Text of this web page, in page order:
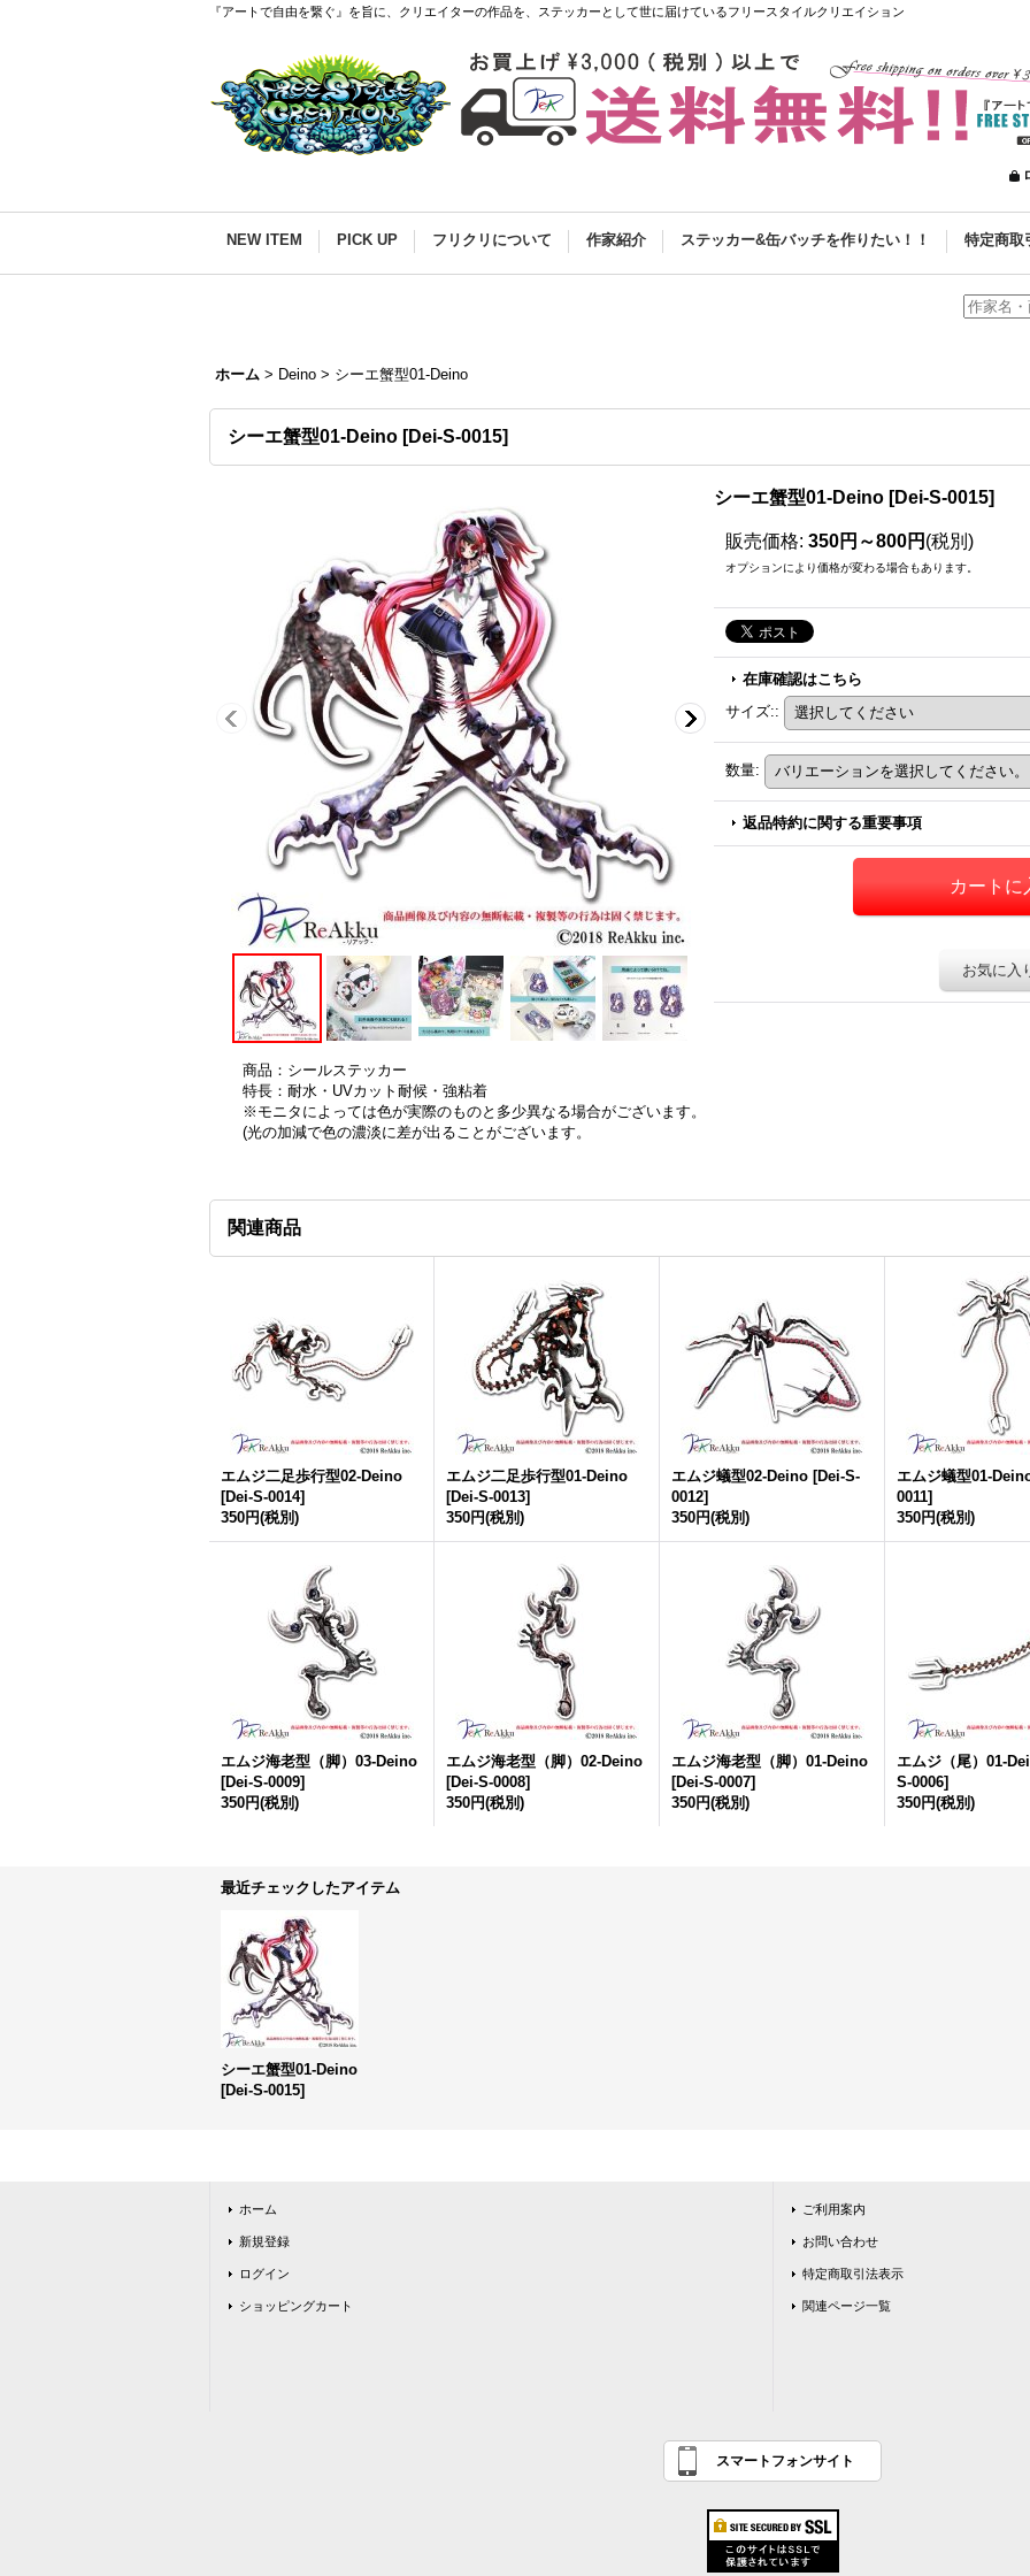
『アートで自由を繋ぐ』を旨に、クリエイターの作品を、ステッカーとして世に届けているフリースタイルクリエイション
NEW ITEM PICK UP フリクリについて 作家紹介 ステッカー&缶バッチを作りたい！！ 特定商取
ホーム > Deino > シーエ蟹型01-Deino
シーエ蟹型01-Deino [Dei-S-0015]
シーエ蟹型01-Deino [Dei-S-0015]
販売価格: 350円～800円 (税別)
オプションにより価格が変わる場合もあります。
在庫確認はこちら
サイズ::
数量:
返品特約に関する重要事項
お気に入
商品：シールステッカー
特長：耐水・UVカット耐候・強粘着
※モニタによっては色が実際のものと多少異なる場合がございます。
(光の加減で色の濃淡に差が出ることがございます。
関連商品
エムジ二足歩行型02-Deino
[Dei-S-0014]
350円(税別)
エムジ二足歩行型01-Deino
[Dei-S-0013]
350円(税別)
エムジ蟻型02-Deino [Dei-S-
0012]
350円(税別)
エムジ蟻型01-
0011]
350円(税別)
エムジ海老型（脚）03-Deino
[Dei-S-0009]
350円(税別)
エムジ海老型（脚）02-Deino
[Dei-S-0008]
350円(税別)
エムジ海老型（脚）01-Deino
[Dei-S-0007]
350円(税別)
エムジ（尾）01-
S-0006]
350円(税別)
最近チェックしたアイテム
シーエ蟹型01-Deino
[Dei-S-0015]
ホーム
新規登録
ログイン
ショッピングカート
ご利用案内
お問い合わせ
特定商取引法表示
関連ページ一覧
スマートフォンサイト